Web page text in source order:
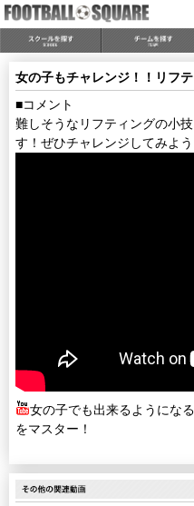
女の子もチャレンジ！！リフ
■コメント
難しそうなリフティングの小
す！ぜひチャレンジしてみよう
女の子でも出来るようにな
をマスター！